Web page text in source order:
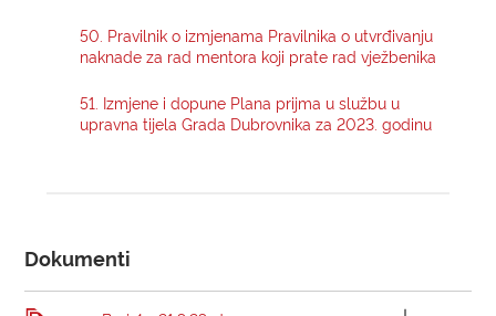
50. Pravilnik o izmjenama Pravilnika o utvrđivanju
naknade za rad mentora koji prate rad vježbenika
51. Izmjene i dopune Plana prijma u službu u
upravna tijela Grada Dubrovnika za 2023. godinu
Dokumenti